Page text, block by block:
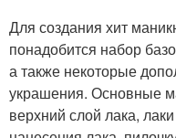
Для создания хит
понадобится набор
а также некоторые
украшения. Основные
верхний слой лака,